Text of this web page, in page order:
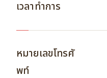
เวลาทำการ
หมายเลขโทรศั
พท์